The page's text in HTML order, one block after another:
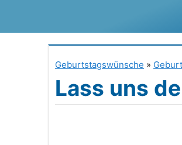
Geburtstagswünsche »
Lass uns